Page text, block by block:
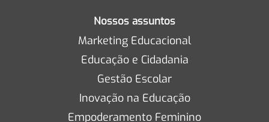
Nossos assuntos
Marketing Educacional
Educação e Cidadania
Gestão Escolar
Inovação na Educação
Empoderamento Feminino